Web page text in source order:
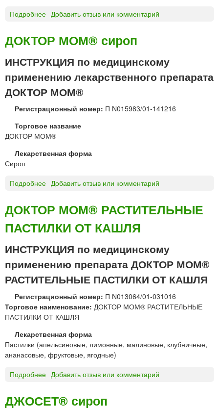
л
я
ц
и
й
п
у
ы
Подробнее
о
к
о
р
а
й
с
Б
о
е
т
а
п
л
и
л
я
п
р
и
е
н
у
Добавить отзыв или комментарий
ДОКТОР МОМ® сироп
ИНСТРУКЦИЯ по медицинскому
применению лекарственного препарата
ДОКТОР МОМ®
Регистрационный номер: П N015983/01-141216
Торговое название
ДОКТОР МОМ®
Лекарственная форма
Сироп
Подробнее
О
К
Т
О
Р
М
О
М
®
с
и
р
п
Добавить отзыв или комментарий
ДОКТОР МОМ® РАСТИТЕЛЬНЫЕ
ПАСТИЛКИ ОТ КАШЛЯ
ИНСТРУКЦИЯ по медицинскому
применению препарата ДОКТОР МОМ®
РАСТИТЕЛЬНЫЕ ПАСТИЛКИ ОТ КАШЛЯ
Регистрационный номер: П N013064/01-031016
Торговое наименование: ДОКТОР МОМ® РАСТИТЕЛЬНЫЕ
ПАСТИЛКИ ОТ КАШЛЯ
Лекарственная форма
Пастилки (апельсиновые, лимонные, малиновые, клубничные,
ананасовые, фруктовые, ягодные)
Подробнее
К
Добавить отзыв или комментарий
ДЖОСЕТ® сироп